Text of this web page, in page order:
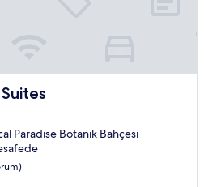
Paradise Botanik Bahçesi